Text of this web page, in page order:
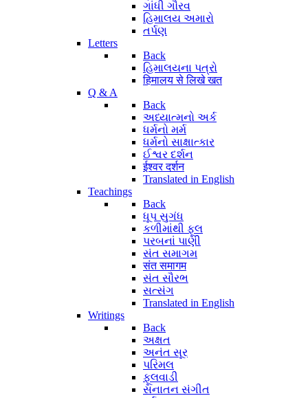
ગાંધી ગૌરવ
હિમાલય અમારો
તર્પણ
Letters
Back
હિમાલયના પત્રો
हिमालय से लिखे खत
Q & A
Back
અધ્યાત્મનો અર્ક
ધર્મનો મર્મ
ધર્મનો સાક્ષાત્કાર
ઈશ્વર દર્શન
ईश्वर दर्शन
Translated in English
Teachings
Back
ધૂપ સુગંધ
કળીમાંથી ફૂલ
પરબનાં પાણી
સંત સમાગમ
संत समागम
સંત સૌરભ
સત્સંગ
Translated in English
Writings
Back
અક્ષત
અનંત સૂર
પરિમલ
ફૂલવાડી
સનાતન સંગીત